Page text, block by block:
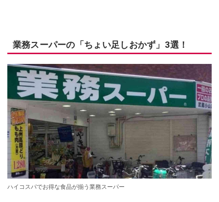
業務スーパーの「ちょい足しおかず」3選！
ハイコスパでお得な食品が揃う業務スーパー